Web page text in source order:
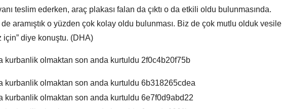
teslim ederken, araç plakası falan da çıktı o da etkili oldu bulunmasında.
aramıştık o yüzden çok kolay oldu bulunması. Biz de çok mutlu olduk vesile
için” diye konuştu. (DHA)